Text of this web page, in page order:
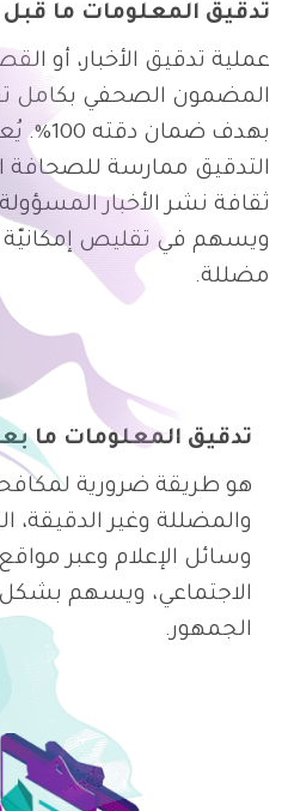
تدقيق المعلومات ما
عملية تدقيق الأخبار، أو
المضمون الصحفي بكامل
بهدف
التدقيق ممارسة للصحافة
ثقافة نشر الأخبار
ويسهم في تقليص إمكانيّة
مضللة.
تدقيق المعلومات ما
هو طريقة ضرورية لمكافحة
والمضللة وغير الدقيقة،
وسائل الإعلام وعبر
الاجتماعي، ويسهم بشكل
الجمهور.